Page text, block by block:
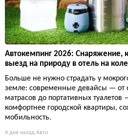
Автокемпинг 2026: Снаряжение,
выезд на природу в отель на
Больше не нужно страдать у
земле: современные девайсы — от
матрасов до портативных
комфортнее городской квартиры,
мобильность.
4 дня назад Авто